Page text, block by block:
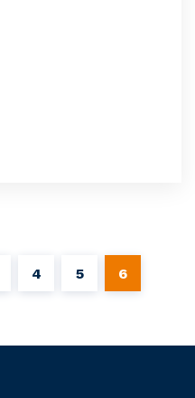
4 5 6